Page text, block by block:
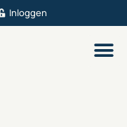
Inloggen